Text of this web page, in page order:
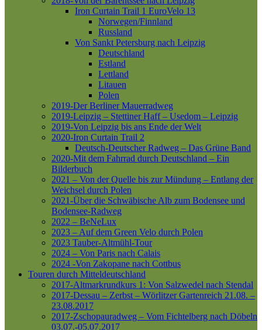
Iron Curtain Trail 1 EuroVelo 13
Norwegen/Finnland
Russland
Von Sankt Petersburg nach Leipzig
Deutschland
Estland
Lettland
Litauen
Polen
2019-Der Berliner Mauerradweg
2019-Leipzig – Stettiner Haff – Usedom – Leipzig
2019-Von Leipzig bis ans Ende der Welt
2020-Iron Curtain Trail 2
Deutsch-Deutscher Radweg – Das Grüne Band
2020-Mit dem Fahrrad durch Deutschland – Ein
Bilderbuch
2021 – Von der Quelle bis zur Mündung – Entlang der
Weichsel durch Polen
2021-Über die Schwäbische Alb zum Bodensee und
Bodensee-Radweg
2022 – BeNeLux
2023 – Auf dem Green Velo durch Polen
2023 Tauber-Altmühl-Tour
2024 – Von Paris nach Calais
2024 -Von Zakopane nach Cottbus
Touren durch Mitteldeutschland
2017-Altmarkrundkurs 1: Von Salzwedel nach Stendal
2017-Dessau – Zerbst – Wörlitzer Gartenreich 21.08. –
23.08.2017
2017-Zschopauradweg – Vom Fichtelberg nach Döbeln
03.07.-05.07.2017